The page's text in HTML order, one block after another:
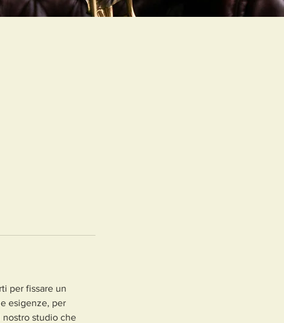
per fissare un
esigenze, per
studio che